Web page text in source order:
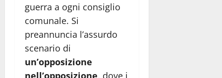
guerra a ogni consiglio
comunale. Si
preannuncia l’assurdo
scenario di
un’opposizione
nell’opposizione, dove i